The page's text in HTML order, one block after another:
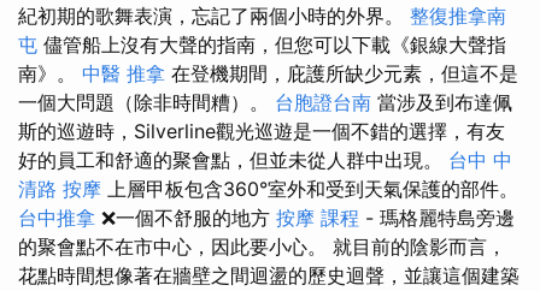
紀初期的歌舞表演，忘記了兩個小時的外界。 整復推拿南
屯 儘管船上沒有大聲的​​指南，但您可以下載《銀線大聲指
南》。 中醫 推拿 在登機期間，庇護所缺少元素，但這不是
一個大問題（除非時間糟）。 台胞證台南 當涉及到布達佩
斯的巡遊時，Silverline觀光巡遊是一個不錯的選擇，有友
好的員工和舒適的聚會點，但並未從人群中出現。 台中 中
清路 按摩 上層甲板包含360°室外和受到天氣保護的部件。
台中推拿 ❌一個不舒服的地方 按摩 課程 - 瑪格麗特島旁邊
的聚會點不在市中心，因此要小心。 就目前的陰影而言，
花點時間想像著在牆壁之間迴盪的歷史迴聲，並讓這個建築